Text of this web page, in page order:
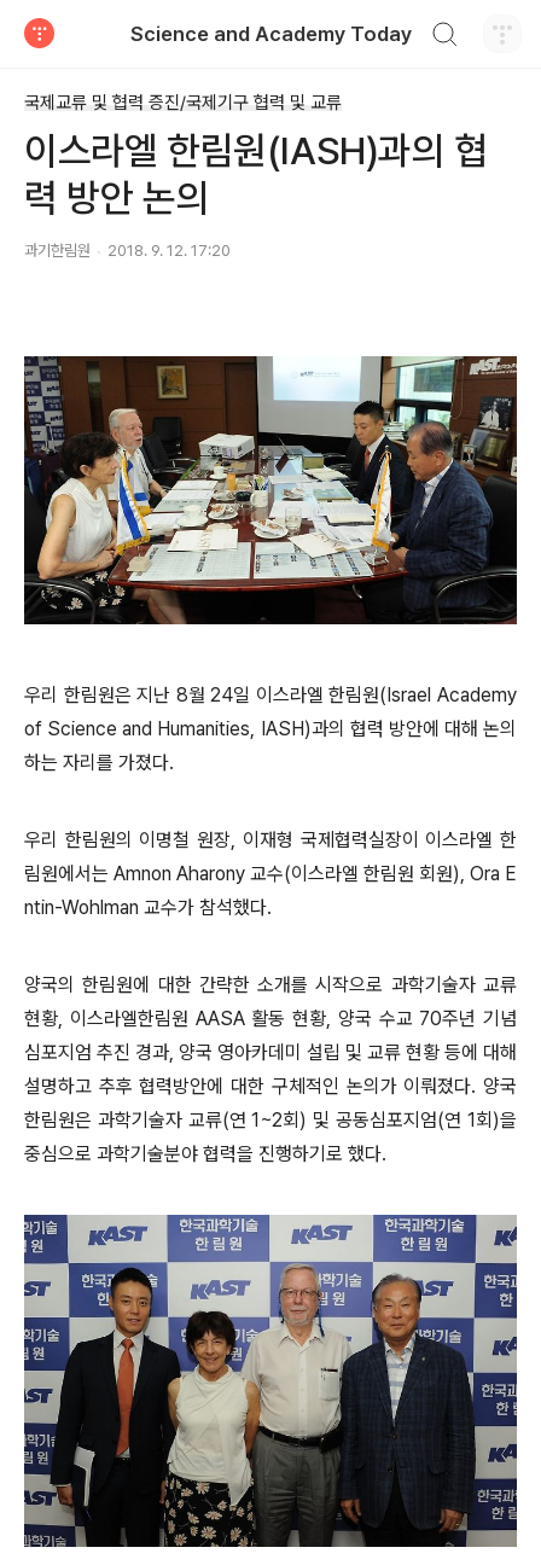
Science and Academy Today
국제교류 및 협력 증진/국제기구 협력 및 교류
이스라엘 한림원(IASH)과의 협
력 방안 논의
과기한림원 2018. 9. 12. 17:20
우리 한림원은 지난 8월 24일 이스라엘 한림원(Israel Academy
of Science and Humanities, IASH)과의 협력 방안에 대해 논의
하는 자리를 가졌다.
우리 한림원의 이명철 원장, 이재형 국제협력실장이 이스라엘 한
림원에서는 Amnon Aharony 교수(이스라엘 한림원 회원), Ora E
ntin-Wohlman 교수가 참석했다.
양국의 한림원에 대한 간략한 소개를 시작으로 과학기술자 교류
현황, 이스라엘한림원 AASA 활동 현황, 양국 수교 70주년 기념
심포지엄 추진 경과, 양국 영아카데미 설립 및 교류 현황 등에 대해
설명하고 추후 협력방안에 대한 구체적인 논의가 이뤄졌다. 양국
한림원은 과학기술자 교류(연 1~2회) 및 공동심포지엄(연 1회)을
중심으로 과학기술분야 협력을 진행하기로 했다.